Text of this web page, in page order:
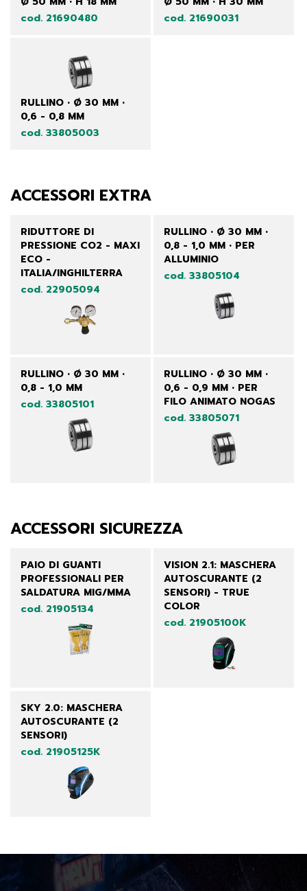
cod. 21690480
cod. 21690031
RULLINO • Ø 30 MM •
0,6 - 0,8 MM
cod. 33805003
ACCESSORI EXTRA
RIDUTTORE DI
PRESSIONE CO2 - MAXI
ECO -
ITALIA/INGHILTERRA
cod. 22905094
RULLINO • Ø 30 MM •
0,8 - 1,0 MM • PER
ALLUMINIO
cod. 33805104
RULLINO • Ø 30 MM •
0,8 - 1,0 MM
cod. 33805101
RULLINO • Ø 30 MM •
0,6 - 0,9 MM • PER
FILO ANIMATO NOGAS
cod. 33805071
ACCESSORI SICUREZZA
PAIO DI GUANTI
PROFESSIONALI PER
SALDATURA MIG/MMA
cod. 21905134
VISION 2.1: MASCHERA
AUTOSCURANTE (2
SENSORI) - TRUE
COLOR
cod. 21905100K
SKY 2.0: MASCHERA
AUTOSCURANTE (2
SENSORI)
cod. 21905125K